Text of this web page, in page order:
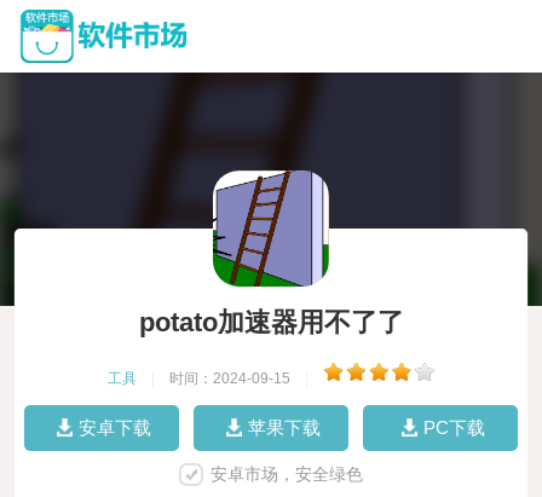
potato加速器用不了了
工具 时间：2024-09-15
安卓下载 苹果下载 PC下载
安卓市场，安全绿色